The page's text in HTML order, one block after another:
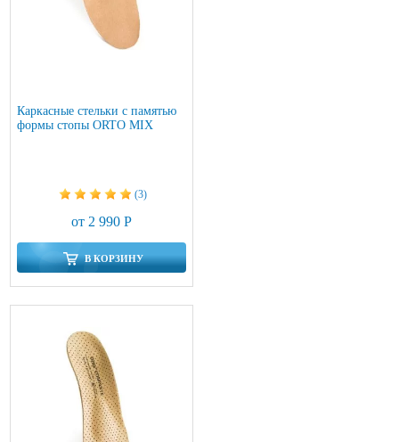
Каркасные стельки с памятью
формы стопы ORTO MIX
(3)
от 2 990 Р
В КОРЗИНУ